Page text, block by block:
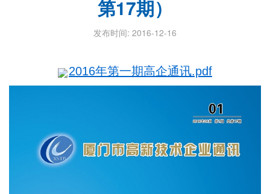
第17期）
发布时间: 2016-12-16
2016年第一期高企通讯.pdf